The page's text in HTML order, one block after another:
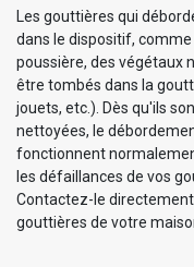
Les gouttières qui
dans le dispositif,
poussière, des végétaux
être tombés dans la
jouets, etc.). Dès qu'ils
nettoyées, le
fonctionnent
les défaillances de vos
Contactez-le
gouttières de votre